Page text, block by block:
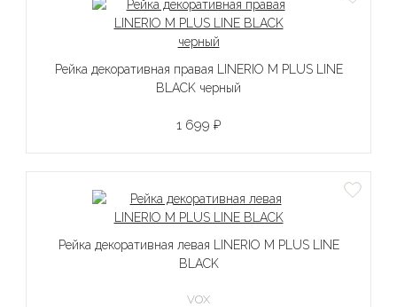
Рейка декоративная правая LINERIO M PLUS LINE
BLACK черный
1 699 ₽
Рейка декоративная левая LINERIO M PLUS LINE
BLACK
VOX